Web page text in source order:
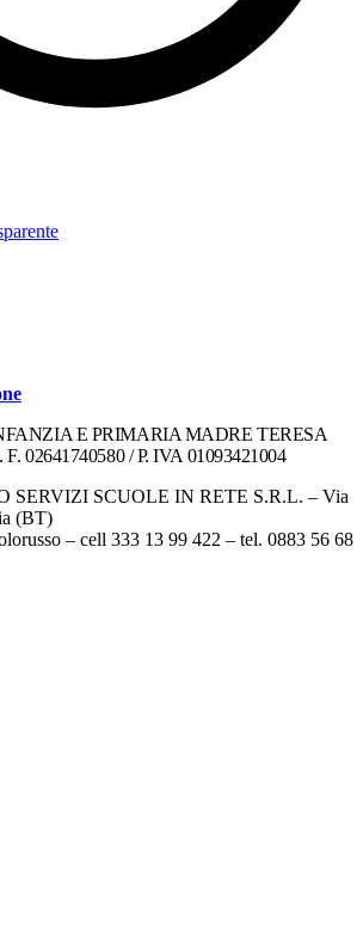
E PRIMARIA MADRE TERESA
02641740580 / P. IVA 01093421004
SERVIZI SCUOLE IN RETE S.R.L. – Via
(BT)
– cell 333 13 99 422 – tel. 0883 56 68